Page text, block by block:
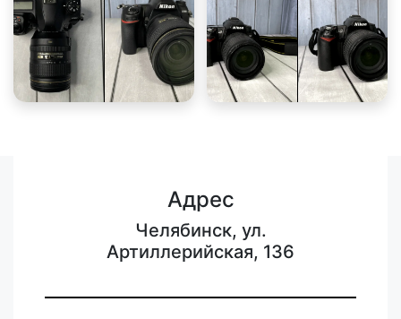
Адрес
Челябинск, ул.
Артиллерийская, 136